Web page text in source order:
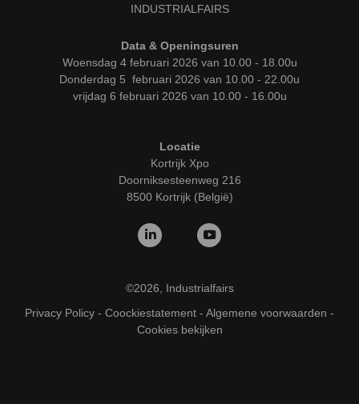
INDUSTRIALFAIRS
Data & Openingsuren
Woensdag 4 februari 2026 van 10.00 - 18.00u
Donderdag 5 februari 2026 van 10.00 - 22.00u
vrijdag 6 februari 2026 van 10.00 - 16.00u
Locatie
Kortrijk Xpo
Doorniksesteenweg 216
8500 Kortrijk (België)
©2026, Industrialfairs
Privacy Policy - Coockiestatement - Algemene voorwaarden -
Cookies bekijken